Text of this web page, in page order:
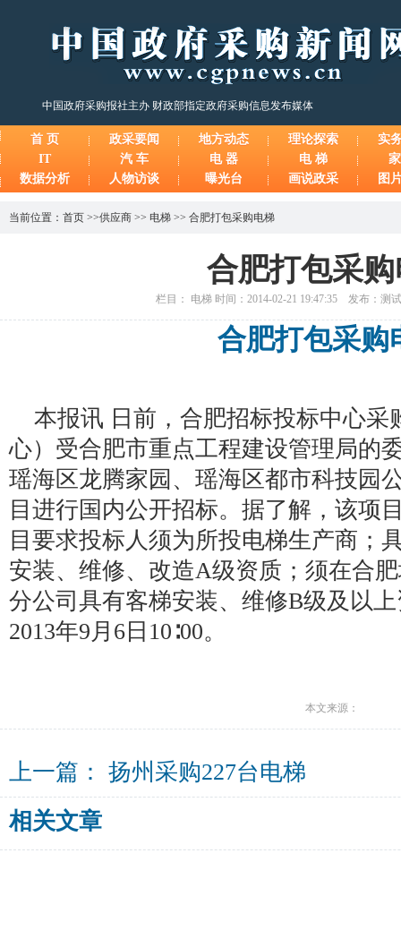
中国政府采购报社主办 财政部指定政府采购信息发布媒体
首 页 政采要闻 地方动态 理论探索
实
IT
汽 车 电 器 电 梯
数据分析
人物访谈 曝光台 画说政采 图
当前位置： 首页 >>供应商 >> 电梯 >> 合肥打包采购电梯
合肥打包采
栏目： 电梯 时间：2014-02-21 19:47:35 发布：测
合肥打包采购
本报讯 日前，合肥招标投标中心采
心）受合肥市重点工程建设管理局的
瑶海区龙腾家园、瑶海区都市科技园
目进行国内公开招标。据了解，该项
目要求投标人须为所投电梯生产商；
安装、维修、改造A级资质；须在合
分公司具有客梯安装、维修B级及以
2013年9月6日10∶00。
本文来源：
上一篇： 扬州采购227台电梯
相关文章